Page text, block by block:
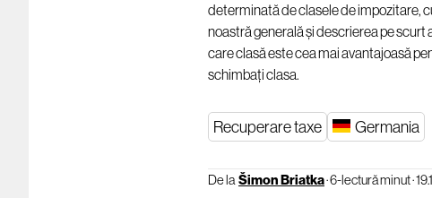
determinată de clasele de impozitare,
noastră generală și descrierea pe
care clasă este cea mai avantajoasă
schimbați clasa.
Recuperare taxe Germania
De laŠimon Briatka·6-lectură minut·